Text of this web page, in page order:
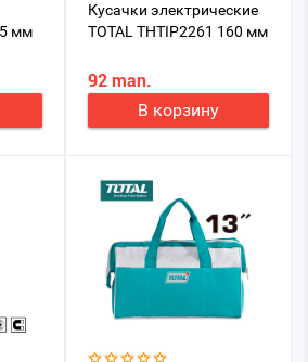
мм
Кусачки электрические
TOTAL THTIP2261 160 мм
92 man.
В корзину